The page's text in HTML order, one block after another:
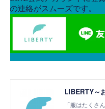
LIBERTY～
「服はたくさ